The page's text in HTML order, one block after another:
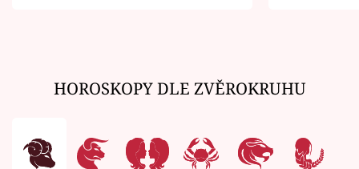
HOROSKOPY DLE ZVĚROKRUHU